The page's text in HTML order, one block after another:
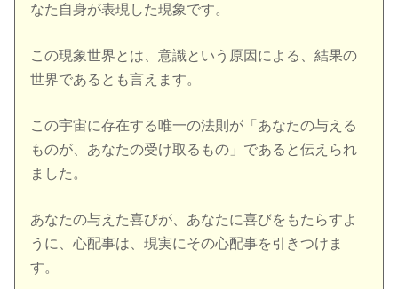
なた自身が表現した現象です。
この現象世界とは、意識という原因による、結果の
世界であるとも言えます。
この宇宙に存在する唯一の法則が「あなたの与える
ものが、あなたの受け取るもの」であると伝えられ
ました。
あなたの与えた喜びが、あなたに喜びをもたらすよ
うに、心配事は、現実にその心配事を引きつけま
す。